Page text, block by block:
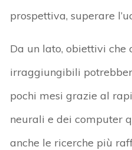
prospettiva, superare
Da un lato, obiettivi che
irraggiungibili
pochi mesi grazie al
neurali e dei computer
anche le ricerche più